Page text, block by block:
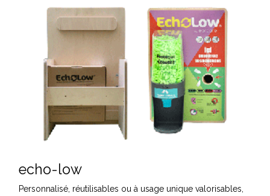
echo-low
Personnalisé, réutilisables ou à usage unique valorisables,